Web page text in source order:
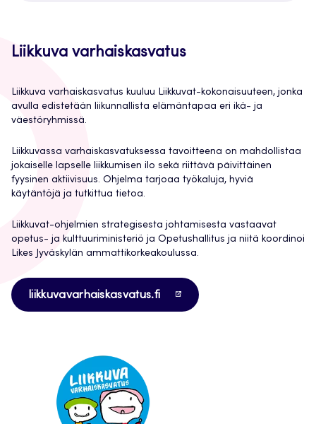
Liikkuva varhaiskasvatus
Liikkuva varhaiskasvatus kuuluu Liikkuvat-kokonaisuuteen, jonka
avulla edistetään liikunnallista elämäntapaa eri ikä- ja
väestöryhmissä.
Liikkuvassa varhaiskasvatuksessa tavoitteena on mahdollistaa
jokaiselle lapselle liikkumisen ilo sekä riittävä päivittäinen
fyysinen aktiivisuus. Ohjelma tarjoaa työkaluja, hyviä
käytäntöjä ja tutkittua tietoa.
Liikkuvat-ohjelmien strategisesta johtamisesta vastaavat
opetus- ja kulttuuriministeriö ja Opetushallitus ja niitä koordinoi
Likes Jyväskylän ammattikorkeakoulussa.
liikkuvavarhaiskasvatus.fi
Avautuu
uuteen